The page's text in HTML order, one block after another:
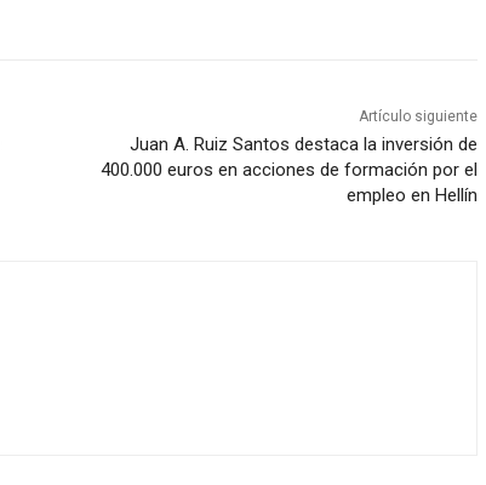
Artículo siguiente
Juan A. Ruiz Santos destaca la inversión de
400.000 euros en acciones de formación por el
empleo en Hellín